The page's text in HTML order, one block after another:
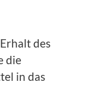
des
die
in das